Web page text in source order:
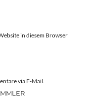
in diesem Browser
via E-Mail.